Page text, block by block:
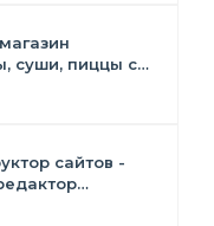
суши, пиццы с
сайтов -